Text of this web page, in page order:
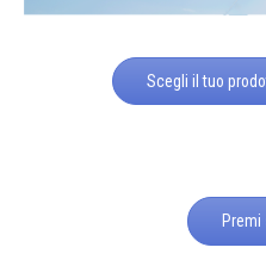
Scegli il tuo
Premi